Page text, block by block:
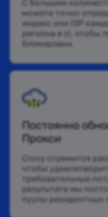
С большим
можете точно
индекс или ISP
региона в cl, чтобы
блокировки.
Постоянно
Прокси
Croxy стремится
чтобы
требовательные
результате мы
пуулы резидентных